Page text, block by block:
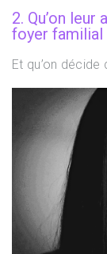
2. Qu’on
foyer familial
Et qu’on